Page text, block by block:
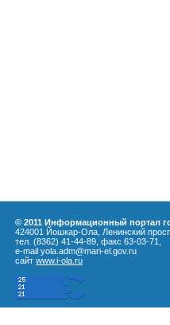
© 2011 Информационный портал
424001 Йошкар-Ола, Ленинский
тел. (8362) 41-44-89, факс 63-03-71,
e-mail yola.adm@mari-el.gov.ru
сайт www.i-ola.ru